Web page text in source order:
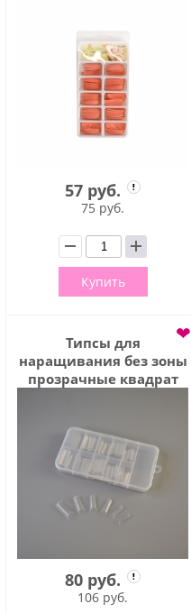
57 руб.
75 руб.
Купить
Типсы для
наращивания без зоны
прозрачные квадрат
❤
80 руб.
106 руб.